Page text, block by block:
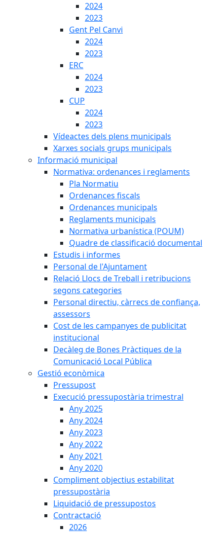
2024
2023
Gent Pel Canvi
2024
2023
ERC
2024
2023
CUP
2024
2023
Vídeactes dels plens municipals
Xarxes socials grups municipals
Informació municipal
Normativa: ordenances i reglaments
Pla Normatiu
Ordenances fiscals
Ordenances municipals
Reglaments municipals
Normativa urbanística (POUM)
Quadre de classificació documental
Estudis i informes
Personal de l'Ajuntament
Relació Llocs de Treball i retribucions
segons categories
Personal directiu, càrrecs de confiança,
assessors
Cost de les campanyes de publicitat
institucional
Decàleg de Bones Pràctiques de la
Comunicació Local Pública
Gestió econòmica
Pressupost
Execució pressupostària trimestral
Any 2025
Any 2024
Any 2023
Any 2022
Any 2021
Any 2020
Compliment objectius estabilitat
pressupostària
Liquidació de pressupostos
Contractació
2026